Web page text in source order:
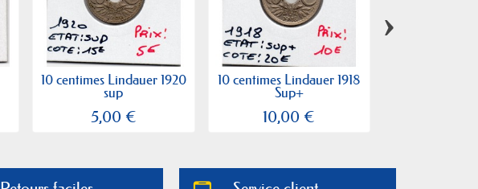
10 centimes Lindauer 1920
sup
5,00 €
10 centimes Lindauer 1918
Sup+
10,00 €
›